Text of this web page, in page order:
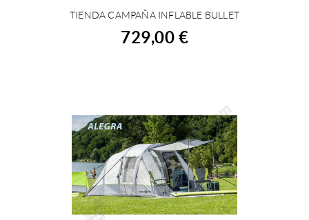
COMPRAR
TIENDA CAMPAÑA INFLABLE BULLET
729,00 €